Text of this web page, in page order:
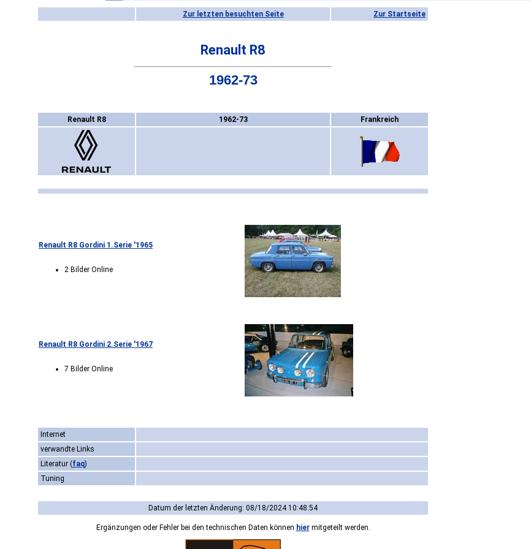
Zur letzten besuchten Seite Zur Startseite
Renault R8
1962-73
Renault R8 1962-73 Frankreich
Renault R8 Gordini 1.Serie '1965
2 Bilder Online
Renault R8 Gordini 2.Serie '1967
7 Bilder Online
Internet
verwandte Links
Literatur (faq)
Tuning
Datum der letzten Änderung: 08/18/2024 10:48:54
Ergänzungen oder Fehler bei den technischen Daten können hiermitgeteilt werden.